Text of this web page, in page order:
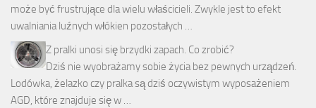
może być frustrujące dla wielu właścicieli. Zwykle jest to efekt
uwalniania luźnych włókien pozostałych …
Z pralki unosi się brzydki zapach. Co zrobić?
Dziś nie wyobrażamy sobie życia bez pewnych urządzeń.
Lodówka, żelazko czy pralka są dziś oczywistym wyposażeniem
AGD, które znajduje się w …